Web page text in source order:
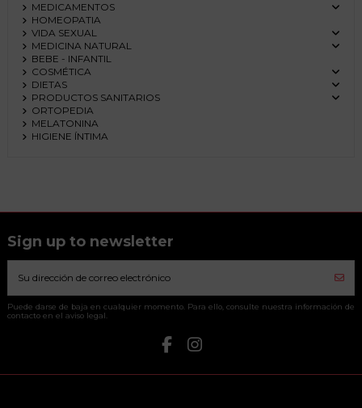
MEDICAMENTOS
HOMEOPATIA
VIDA SEXUAL
MEDICINA NATURAL
BEBE - INFANTIL
COSMÉTICA
DIETAS
PRODUCTOS SANITARIOS
ORTOPEDIA
MELATONINA
HIGIENE ÍNTIMA
Sign up to newsletter
Puede darse de baja en cualquier momento. Para ello, consulte nuestra información de
contacto en el aviso legal.